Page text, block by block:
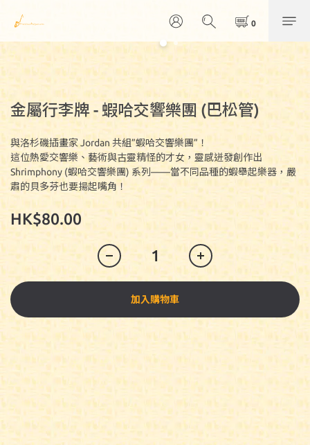
金屬行李牌 - 蝦哈交響樂團 (巴松管)
與洛杉磯插畫家 Jordan 共組”蝦哈交響樂團”！
這位熱愛交響樂、藝術與古靈精怪的才女，靈感迸發創作出
Shrimphony (蝦哈交響樂團) 系列——當不同品種的蝦舉起樂器，嚴
肅的貝多芬也要揚起嘴角！
HK$80.00
加入購物車